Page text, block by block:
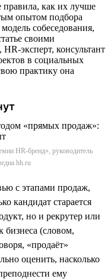
как их лучше
опытом подбора
собеседования,
своими
эксперт, консультант
в социальных
практику она
HR-бренд», руководитель
hh.ru
с этапами продаж,
кандидат старается
но и рекрутер или
(словом,
«продаёт»
оценить, насколько
ему